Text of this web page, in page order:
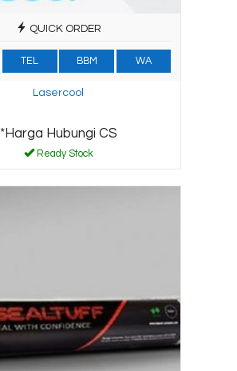
QUICK ORDER
TEL BBM WA
Lasercool
*Harga Hubungi CS
Ready Stock